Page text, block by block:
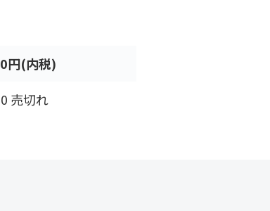
円(内税)
売切れ